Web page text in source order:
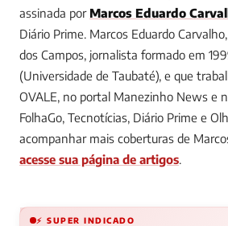
assinada por Marcos Eduardo
Diário Prime. Marcos Eduardo
dos Campos, jornalista formado em
(Universidade de Taubaté), e que
OVALE, no portal Manezinho News e
FolhaGo, Tecnotícias, Diário Prime e
acompanhar mais coberturas de
acesse sua página de artigos.
⚡ SUPER INDICADO